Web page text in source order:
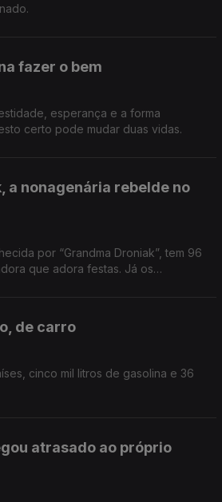
fazer o bem
esperança e a forma
certo pode mudar duas vidas.
a nonagenária rebelde no
por “Grandma Droniak”, tem 96
que adora festas. Já os
de carro
cinco mil litros de gasolina e 36
atrasado ao próprio